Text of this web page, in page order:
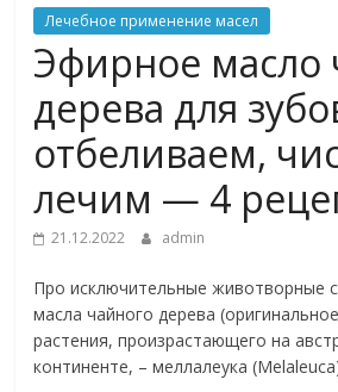
Лечебное применение масел
Эфирное масло
дерева для
отбеливаем,
лечим — 4
21.12.2022 admin
Про исключительные животворные
масла чайного дерева
растения, произрастающего на
континенте, – меллалеука